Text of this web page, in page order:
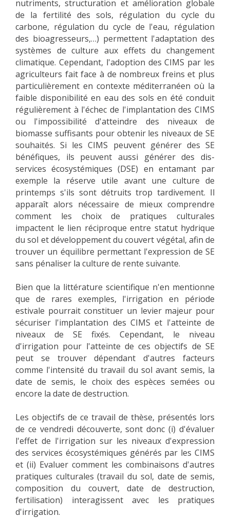
nutriments, structuration et amélioration globale
de la fertilité des sols, régulation du cycle du
carbone, régulation du cycle de l'eau, régulation
des bioagresseurs,…) permettent l'adaptation des
systèmes de culture aux effets du changement
climatique. Cependant, l'adoption des CIMS par les
agriculteurs fait face à de nombreux freins et plus
particulièrement en contexte méditerranéen où la
faible disponibilité en eau des sols en été conduit
régulièrement à l'échec de l'implantation des CIMS
ou l'impossibilité d'atteindre des niveaux de
biomasse suffisants pour obtenir les niveaux de SE
souhaités. Si les CIMS peuvent générer des SE
bénéfiques, ils peuvent aussi générer des dis-
services écosystémiques (DSE) en entamant par
exemple la réserve utile avant une culture de
printemps s'ils sont détruits trop tardivement. Il
apparaît alors nécessaire de mieux comprendre
comment les choix de pratiques culturales
impactent le lien réciproque entre statut hydrique
du sol et développement du couvert végétal, afin de
trouver un équilibre permettant l'expression de SE
sans pénaliser la culture de rente suivante.
Bien que la littérature scientifique n'en mentionne
que de rares exemples, l'irrigation en période
estivale pourrait constituer un levier majeur pour
sécuriser l'implantation des CIMS et l'atteinte de
niveaux de SE fixés. Cependant, le niveau
d'irrigation pour l'atteinte de ces objectifs de SE
peut se trouver dépendant d'autres facteurs
comme l'intensité du travail du sol avant semis, la
date de semis, le choix des espèces semées ou
encore la date de destruction.
Les objectifs de ce travail de thèse, présentés lors
de ce vendredi découverte, sont donc (i) d'évaluer
l'effet de l'irrigation sur les niveaux d'expression
des services écosystémiques générés par les CIMS
et (ii) Evaluer comment les combinaisons d'autres
pratiques culturales (travail du sol, date de semis,
composition du couvert, date de destruction,
fertilisation) interagissent avec les pratiques
d'irrigation.